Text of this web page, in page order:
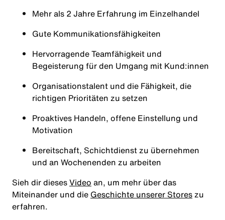
Mehr als 2 Jahre Erfahrung im Einzelhandel
Gute Kommunikationsfähigkeiten
Hervorragende Teamfähigkeit und
Begeisterung für den Umgang mit Kund:innen
Organisationstalent und die Fähigkeit, die
richtigen Prioritäten zu setzen
Proaktives Handeln, offene Einstellung und
Motivation
Bereitschaft, Schichtdienst zu übernehmen
und an Wochenenden zu arbeiten
Sieh dir diesesVideo an, um mehr über das
Miteinander und die Geschichte unserer Storeszu
erfahren.